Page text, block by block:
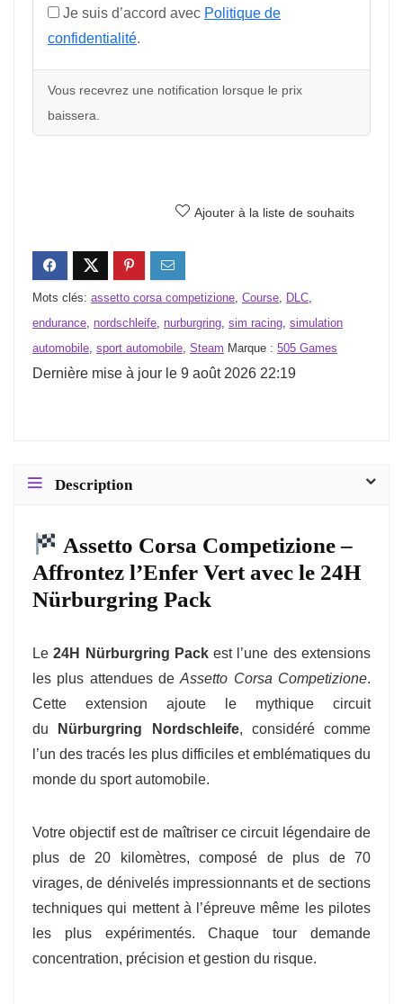
Je suis d’accord avec Politique de
confidentialité.
Vous recevrez une notification lorsque le prix
baissera.
Ajouter à la liste de souhaits
Mots clés: assetto corsa competizione Course DLC
endurance nordschleife nurburgring sim racing simulation
automobile sport automobile Steam Marque : 505 Games
Dernière mise à jour le 9 août 2026 22:19
Description
Assetto Corsa Competizione –
Affrontez l’Enfer Vert avec le 24H
Nürburgring Pack
Le24H Nürburgring Packest l’une des extensions
les plus attendues deAssetto Corsa Competizione.
Cette extension ajoute le mythique circuit
du
Nürburgring Nordschleife, considéré comme
l’un des tracés les plus difficiles et emblématiques du
monde du sport automobile.
Votre objectif est de maîtriser ce circuit légendaire de
plus de 20 kilomètres, composé de plus de 70
virages, de dénivelés impressionnants et de sections
techniques qui mettent à l’épreuve même les pilotes
les plus expérimentés. Chaque tour demande
concentration, précision et gestion du risque.